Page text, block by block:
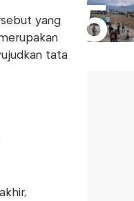
yang
tata